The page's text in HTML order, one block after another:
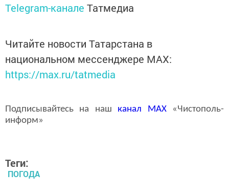
Telegram-канале Татмедиа
Читайте новости Татарстана в
национальном мессенджере MАХ:
https://max.ru/tatmedia
Подписывайтесь на наш канал MAX«Чистополь-
информ»
Теги:
ПОГОДА